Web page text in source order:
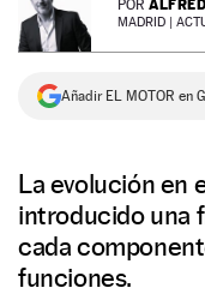
NEWSLETTER
SÍGUENOS
POR
MADRID |
Añadir EL MOTOR en
La evolución en
introducido una
cada
funciones.